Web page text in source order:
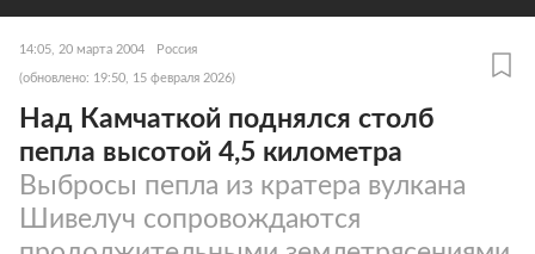
14:05, 20 марта 2004 Россия
(обновлено: 19:50, 15 февраля 2026)
Над Камчаткой поднялся столб
пепла высотой 4,5 километра
Выбросы пепла из кратера вулкана
Шивелуч сопровождаются